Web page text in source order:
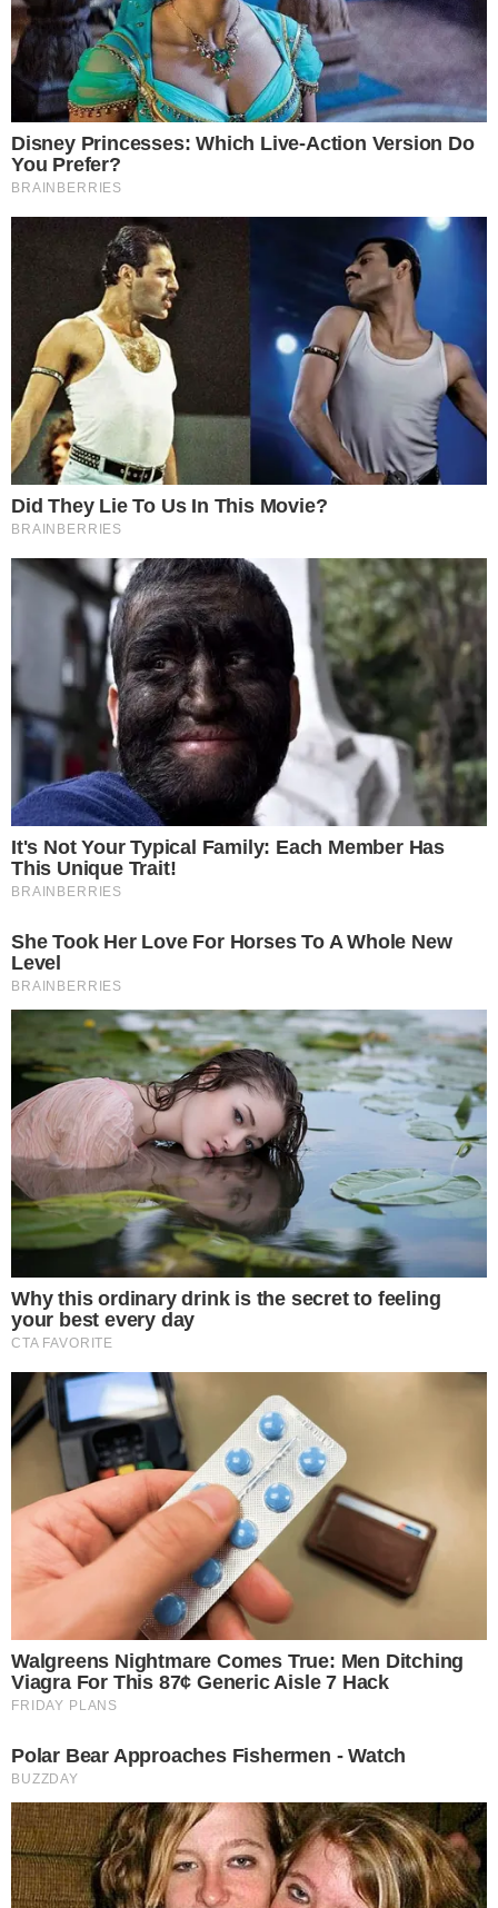
คราวนี้เราก็มี 6 เคล็ดลับแก้เรื่องสีตกไว้ในกำมือแล้ว ต่อจากนี้ถ้ามีสี
ตกใส่เสื้อตัวโปรดของเรา เราก็ไม่ต้องกลัวอีกต่อไป เพราะสามารถ
แก้ไขให้สีที่ตกหลุดออกไป แถมยังได้เสื้อตัวโปรดที่ดูเหมือนใหม่อีก
ด้วย
ขอขอบคุณที่มา postsod